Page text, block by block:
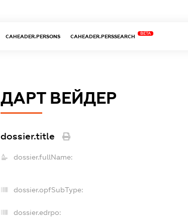
CAHEADER.PERSONS CAHEADER.PERSSEARCH
BETA
ДАРТ ВЕЙДЕР
dossier.title
dossier.fullName:
dossier.opfSubType:
dossier.edrpo: